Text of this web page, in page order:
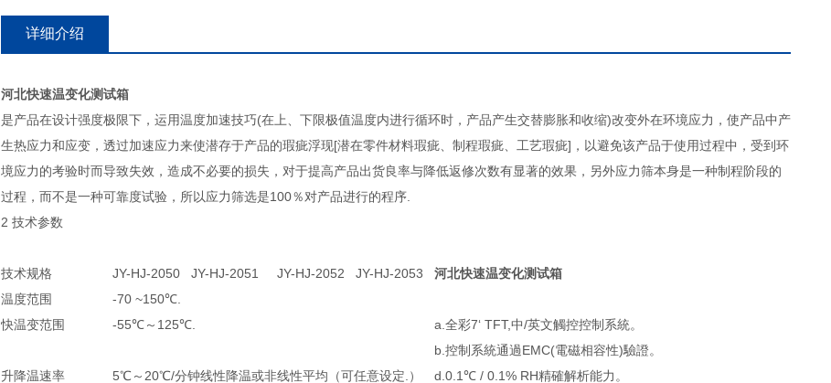
详细介绍
河北快速温变化测试箱
是产品在设计强度极限下，运用温度加速技巧(在上、下限极值温度内进行循环时，产品产生交替膨胀和收缩)改变外在环境应力，使产品中产
生热应力和应变，透过加速应力来使潜存于产品的瑕疵浮现[潜在零件材料瑕疵、制程瑕疵、工艺瑕疵]，以避免该产品于使用过程中，受到环
境应力的考验时而导致失效，造成不必要的损失，对于提高产品出货良率与降低返修次数有显著的效果，另外应力筛本身是一种制程阶段的
过程，而不是一种可靠度试验，所以应力筛选是100％对产品进行的程序.
2 技术参数
技术规格 JY-HJ-2050 JY-HJ-2051 JY-HJ-2052
JY-HJ-2053
温度范围
-70 ~150℃.
快温变范围
-55℃～125℃.
升降温速率
5℃～20℃/分钟线性降温或非线性平均（可任意设定.）
河北快速温变化测试箱
a.全彩7‘ TFT,中/英文觸控控制系統。
b.控制系統通過EMC(電磁相容性)驗證。
d.0.1℃ / 0.1% RH精確解析能力。